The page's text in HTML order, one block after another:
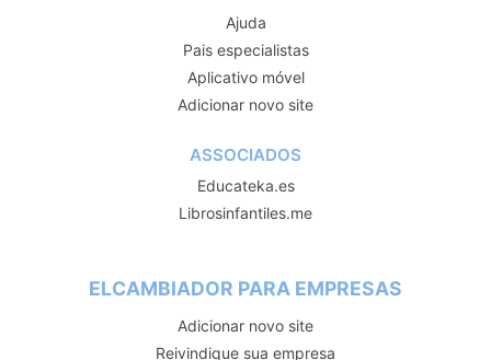
Ajuda
Pais especialistas
Aplicativo móvel
Adicionar novo site
ASSOCIADOS
Educateka.es
Librosinfantiles.me
ELCAMBIADOR PARA EMPRESAS
Adicionar novo site
Reivindique sua empresa